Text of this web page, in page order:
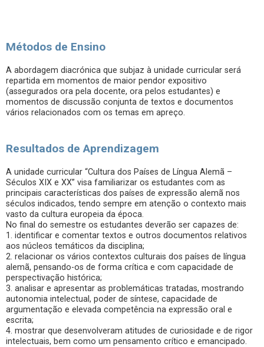
Métodos de Ensino
A abordagem diacrónica que subjaz à unidade curricular será
repartida em momentos de maior pendor expositivo
(assegurados ora pela docente, ora pelos estudantes) e
momentos de discussão conjunta de textos e documentos
vários relacionados com os temas em apreço.
Resultados de Aprendizagem
A unidade curricular “Cultura dos Países de Língua Alemã –
Séculos XIX e XX” visa familiarizar os estudantes com as
principais características dos países de expressão alemã nos
séculos indicados, tendo sempre em atenção o contexto mais
vasto da cultura europeia da época.
No final do semestre os estudantes deverão ser capazes de:
1. identificar e comentar textos e outros documentos relativos
aos núcleos temáticos da disciplina;
2. relacionar os vários contextos culturais dos países de língua
alemã, pensando-os de forma crítica e com capacidade de
perspectivação histórica;
3. analisar e apresentar as problemáticas tratadas, mostrando
autonomia intelectual, poder de síntese, capacidade de
argumentação e elevada competência na expressão oral e
escrita;
4. mostrar que desenvolveram atitudes de curiosidade e de rigor
intelectuais, bem como um pensamento crítico e emancipado.